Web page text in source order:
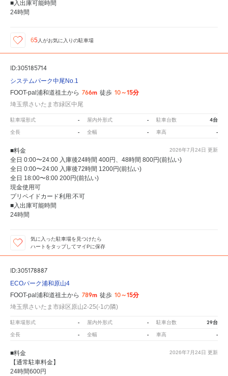
■入出庫可能時間
24時間
65 人がお気に入りの駐車場
ID:305185714
システムパーク中尾No.1
FOOT-pal浦和道祖土から 766m 徒歩 10～15分
埼玉県さいたま市緑区中尾
駐車場形式 - 屋内外形式 - 駐車台数 4台
全長 - 全幅 - 車高 -
2026年7月24日 更新
■料金
全日 0:00〜24:00 入庫後24時間 400円、48時間 800円(前払い)
全日 0:00〜24:00 入庫後72時間 1200円(前払い)
全日 18:00〜8:00 200円(前払い)
現金使用可
プリペイドカード利用:不可
■入出庫可能時間
24時間
気に入った駐車場を見つけたら
ハートをタップしてマイPに保存
ID:305178887
ECOパーク浦和原山4
FOOT-pal浦和道祖土から 789m 徒歩 10～15分
埼玉県さいたま市緑区原山2-25(-1の隣)
駐車場形式 - 屋内外形式 - 駐車台数 29台
全長 - 全幅 - 車高 -
2026年7月24日 更新
■料金
【通常駐車料金】
24時間600円